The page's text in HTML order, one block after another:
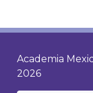
Academia
2026